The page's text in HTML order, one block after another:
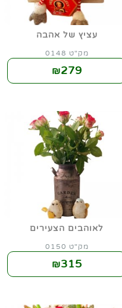
עציץ של אהבה
מק"ט 0148
₪279
לאוהבים הצעירים
מק"ט 0150
₪315